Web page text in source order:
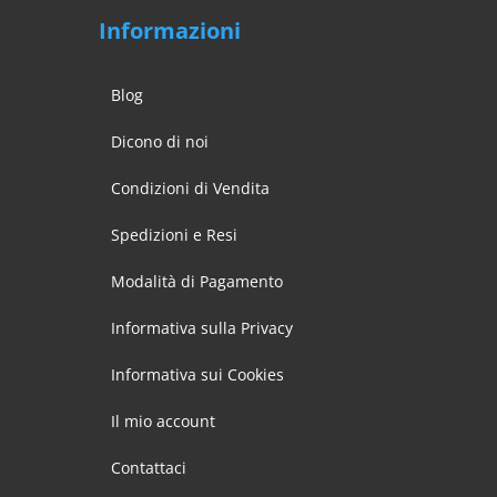
Informazioni
Blog
Dicono di noi
Condizioni di Vendita
Spedizioni e Resi
Modalità di Pagamento
Informativa sulla Privacy
Informativa sui Cookies
Il mio account
Contattaci